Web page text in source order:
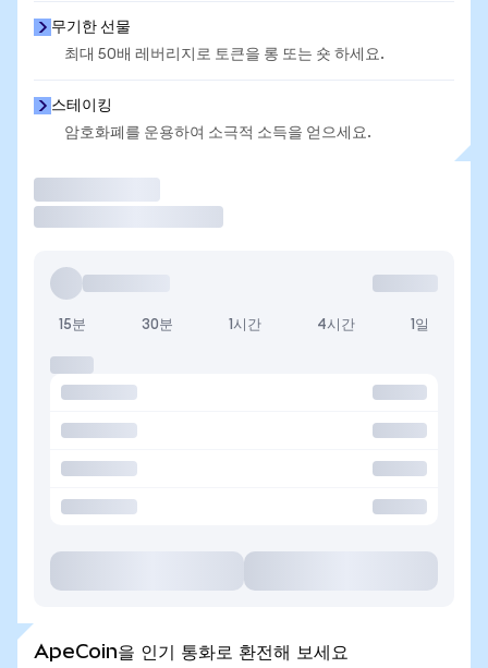
무기한 선물
최대 50배 레버리지로 토큰을 롱 또는 숏 하세요.
스테이킹
암호화폐를 운용하여 소극적 소득을 얻으세요.
15분 30분 1시간 4시간 1일
ApeCoin을 인기 통화로 환전해 보세요